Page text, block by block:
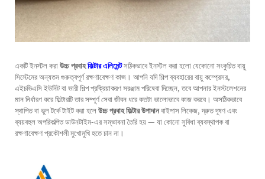
একটি ইনস্টল করাউচ্চ প্রবাহফিল্টার এলিমেন্টসঠিকভাবে ইনস্টল করা হলো যেকোনো সংকুচিত বায়ু
সিস্টেমের অন্যতম গুরুত্বপূর্ণ রক্ষণাবেক্ষণ কাজ। আপনি যদি শিল্প ব্যবহারের বায়ু কম্প্রেসর,
এইচভিএসি ইউনিট বা ভারী শিল্প প্রক্রিয়াকরণ সরঞ্জাম পরিষেবা দিচ্ছেন, তবে আপনার ইনস্টলেশনের
মান নির্ধারণ করে ফিল্টারটি তার সম্পূর্ণ সেবা জীবন ধরে কতটা ভালোভাবে কাজ করবে। অসঠিকভাবে
স্থাপিত বা ভুল টর্কে টাইট করা হলেউচ্চ প্রবাহ ফিল্টার উপাদানবাইপাস লিকেজ, দ্রুত দূষণ এবং
ব্যয়বহুল অপরিকল্পিত ডাউনটাইম-এর সম্ভাবনা তৈরি হয় — যা কোনো সুবিধা ব্যবস্থাপক বা
রক্ষণাবেক্ষণ প্রকৌশলী মুখোমুখি হতে চান না।